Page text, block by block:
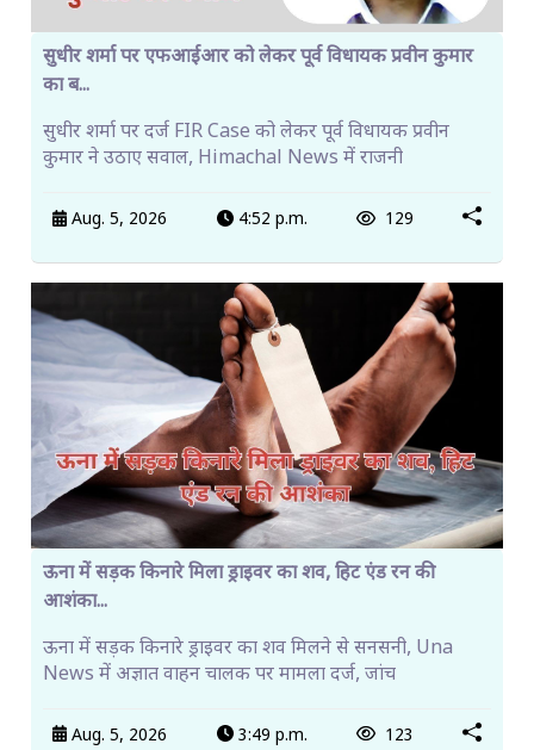
सुधीर शर्मा पर एफआईआर को लेकर पूर्व विधायक प्रवीन कुमार
का ब...
सुधीर शर्मा पर दर्ज FIR Case को लेकर पूर्व विधायक प्रवीन
कुमार ने उठाए सवाल, Himachal News में राजनी
Aug. 5, 2026 4:52 p.m. 129
ऊना में सड़क किनारे मिला ड्राइवर का शव, हिट एंड रन की
आशंका...
ऊना में सड़क किनारे ड्राइवर का शव मिलने से सनसनी, Una
News में अज्ञात वाहन चालक पर मामला दर्ज, जांच
Aug. 5, 2026 3:49 p.m. 123